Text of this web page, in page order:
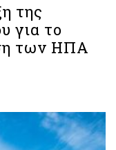
της
για το
των ΗΠΑ